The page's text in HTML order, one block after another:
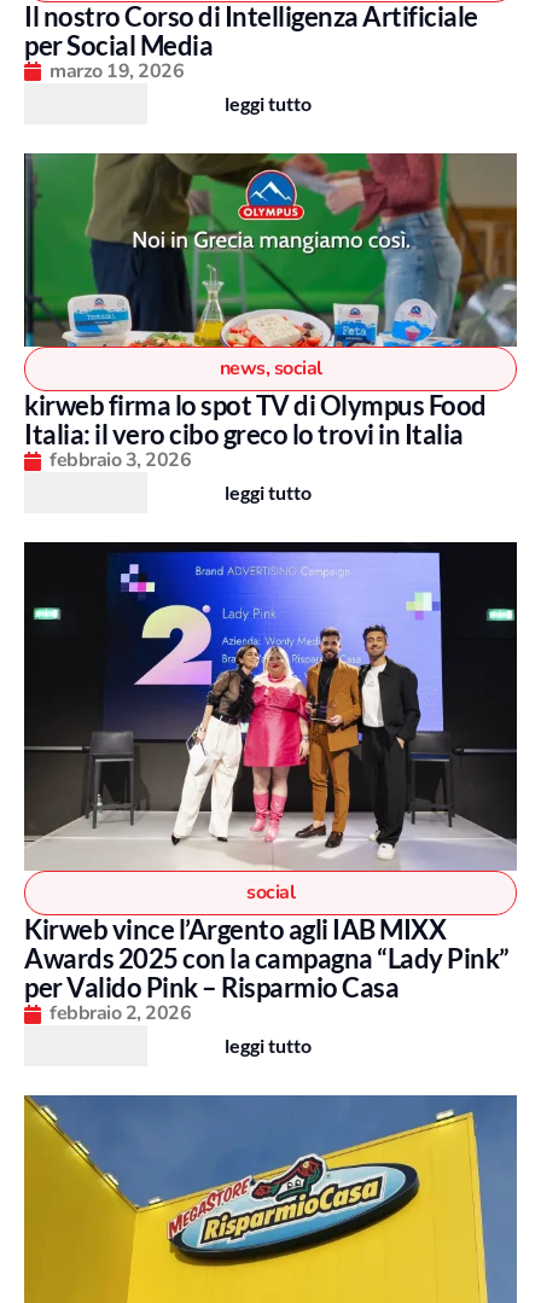
Il nostro Corso di Intelligenza Artificiale
per Social Media
marzo 19, 2026
leggi tutto
news,social
kirweb firma lo spot TV di Olympus Food
Italia: il vero cibo greco lo trovi in Italia
febbraio 3, 2026
leggi tutto
social
Kirweb vince l’Argento agli IAB MIXX
Awards 2025 con la campagna “Lady Pink”
per Valido Pink – Risparmio Casa
febbraio 2, 2026
leggi tutto